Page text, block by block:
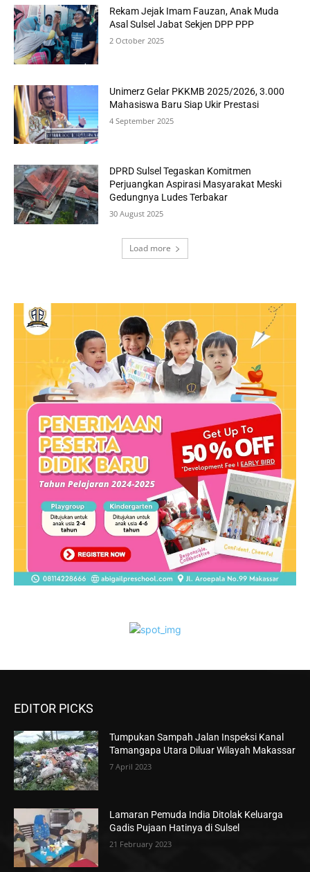
Rekam Jejak Imam Fauzan, Anak Muda
Asal Sulsel Jabat Sekjen DPP PPP
2 October 2025
Unimerz Gelar PKKMB 2025/2026, 3.000
Mahasiswa Baru Siap Ukir Prestasi
4 September 2025
DPRD Sulsel Tegaskan Komitmen
Perjuangkan Aspirasi Masyarakat Meski
Gedungnya Ludes Terbakar
30 August 2025
Load more
EDITOR PICKS
Tumpukan Sampah Jalan Inspeksi Kanal
Tamangapa Utara Diluar Wilayah Makassar
7 April 2023
Lamaran Pemuda India Ditolak Keluarga
Gadis Pujaan Hatinya di Sulsel
21 February 2023